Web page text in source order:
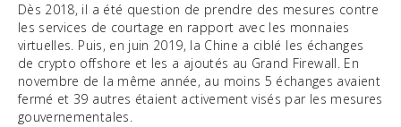
Dès 2018, il a été question de prendre des mesures contre
les services de courtage en rapport avec les monnaies
virtuelles. Puis, en juin 2019, la Chine a ciblé les échanges
de crypto offshore et les a ajoutés au Grand Firewall. En
novembre de la même année, au moins 5 échanges avaient
fermé et 39 autres étaient activement visés par les mesures
gouvernementales.